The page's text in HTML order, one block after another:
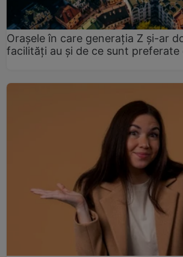
Orașele în care generația Z și-ar
facilități au și de ce sunt preferate